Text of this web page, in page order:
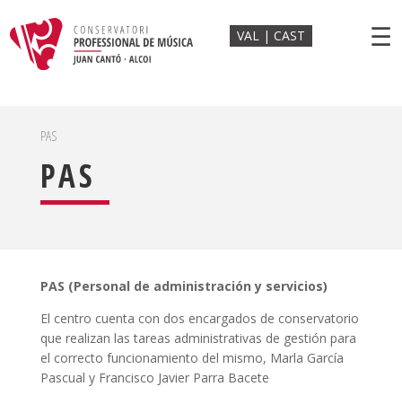
VAL CAST ☰
PAS
PAS
PAS (Personal de administración y servicios)
El centro cuenta con dos encargados de conservatorio
que realizan las tareas administrativas de gestión para
el correcto funcionamiento del mismo, Marla García
Pascual y Francisco Javier Parra Bacete